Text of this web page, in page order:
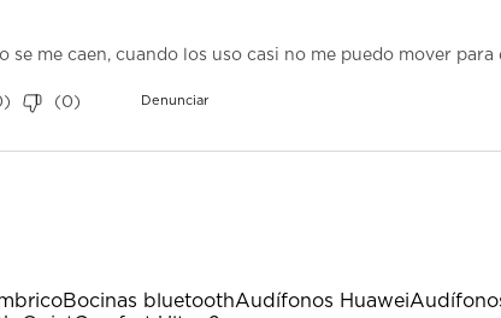
se me caen, cuando los uso casi no me puedo mover
) (0) Denunciar
Bocinas bluetoothAudífonos Huawei